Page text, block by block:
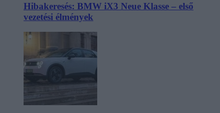
Hibakeresés: BMW iX3 Neue Klasse – első
vezetési élmények